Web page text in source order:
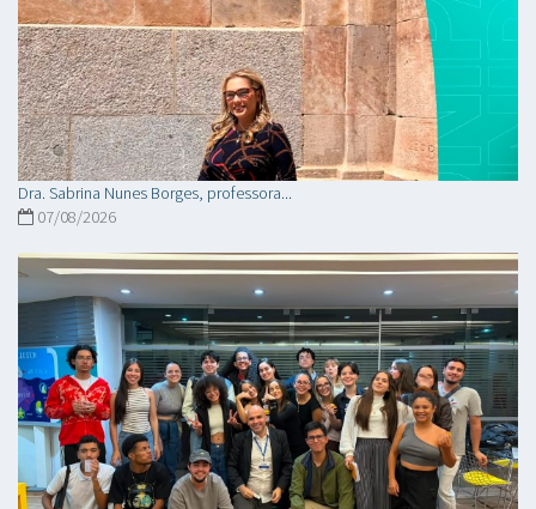
Dra. Sabrina Nunes Borges, professora...
07/08/2026